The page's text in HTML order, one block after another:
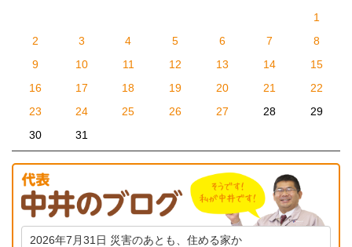
1
2
3 4 5 6 7
8
9
10 11 12 13 14
15
16
17 18 19 20 21
22
23
24 25 26 27 28
29
30
31
2026年7月31日 災害のあとも、住める家か